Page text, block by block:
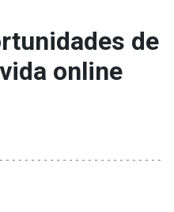
de
online